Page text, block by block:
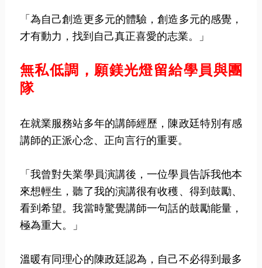
「為自己創造更多元的體驗，創造多元的感覺，
才有動力，找到自己真正喜愛的志業。」
無私低調，願鎂光燈留給學員與團
隊
在就業服務站多年的講師經歷，陳政廷特別有感
講師的正派心念、正向言行的重要。
「我曾對失業學員演講後，一位學員告訴我他本
來想輕生，聽了我的演講很有收穫、得到鼓勵、
看到希望。我當時驚覺講師一句話的鼓勵能量，
極為重大。」
溫暖有同理心的陳政廷認為，自己不必得到最多